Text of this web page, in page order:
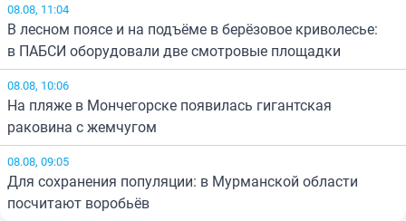
08.08, 11:04
В лесном поясе и на подъёме в берёзовое криволесье:
в ПАБСИ оборудовали две смотровые площадки
08.08, 10:06
На пляже в Мончегорске появилась гигантская
раковина с жемчугом
08.08, 09:05
Для сохранения популяции: в Мурманской области
посчитают воробьёв